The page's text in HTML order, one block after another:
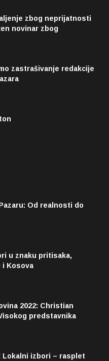
zbog neprijatnosti
novinar zbog
zastrašivanje redakcije
Od realnosti do
u znaku pritisaka,
i Kosova
2022: Christian
predstavnika
Lokalni izbori – rasplet